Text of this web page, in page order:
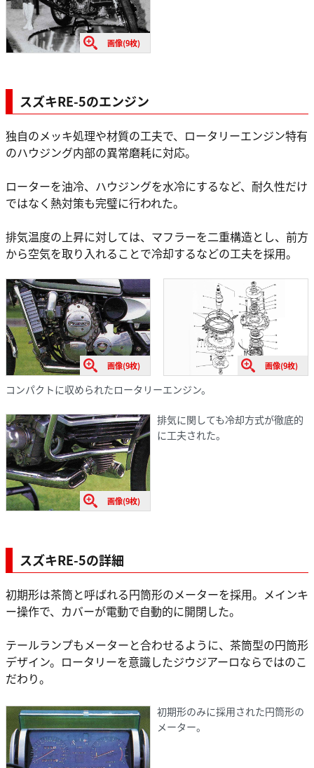
画像(9枚)
スズキRE-5のエンジン
独自のメッキ処理や材質の工夫で、ロータリーエンジン特有
のハウジング内部の異常磨耗に対応。
ローターを油冷、ハウジングを水冷にするなど、耐久性だけ
ではなく熱対策も完璧に行われた。
排気温度の上昇に対しては、マフラーを二重構造とし、前方
から空気を取り入れることで冷却するなどの工夫を採用。
画像(9枚) 画像(9枚)
コンパクトに収められたロータリーエンジン。
画像(9枚)
排気に関しても冷却方式が徹底的
に工夫された。
スズキRE-5の詳細
初期形は茶筒と呼ばれる円筒形のメーターを採用。メインキ
ー操作で、カバーが電動で自動的に開閉した。
テールランプもメーターと合わせるように、茶筒型の円筒形
デザイン。ロータリーを意識したジウジアーロならではのこ
だわり。
初期形のみに採用された円筒形の
メーター。